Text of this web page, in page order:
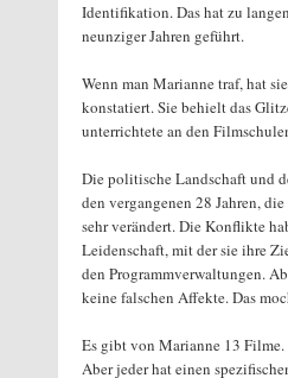
Identifikation. Das hat zu
neunziger Jahren geführt.
Wenn man Marianne traf, hat
konstatiert. Sie behielt das
unterrichtete an den
Die politische Landschaft und
den vergangenen 28 Jahren,
sehr verändert. Die Konflikte
Leidenschaft, mit der sie ihre
den Programmverwaltungen.
keine falschen Affekte. Das
Es gibt von Marianne 13
Aber jeder hat einen